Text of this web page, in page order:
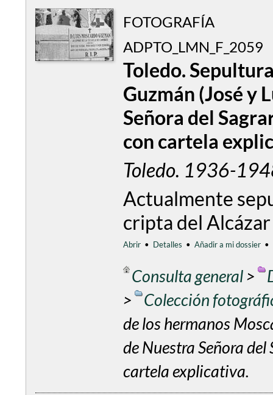
FOTOGRAFÍA
ADPTO_LMN_F_2059
Toledo.
Guzmán (José y
Señora del
con cartela
Toledo. 1936-
Actualmente
cripta del
Abrir • Detalles • Añadir a mi dossier •
Consulta general>
>
Colección
de los hermanos
de Nuestra Señora
cartela explicativa.